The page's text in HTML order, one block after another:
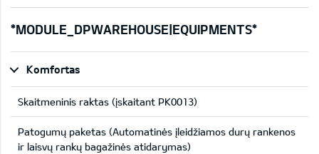
*MODULE_DPWAREHOUSE|EQUIPMENTS*
Komfortas
Skaitmeninis raktas (įskaitant PK0013)
Patogumų paketas (Automatinės įleidžiamos durų rankenos
ir laisvų rankų bagažinės atidarymas)